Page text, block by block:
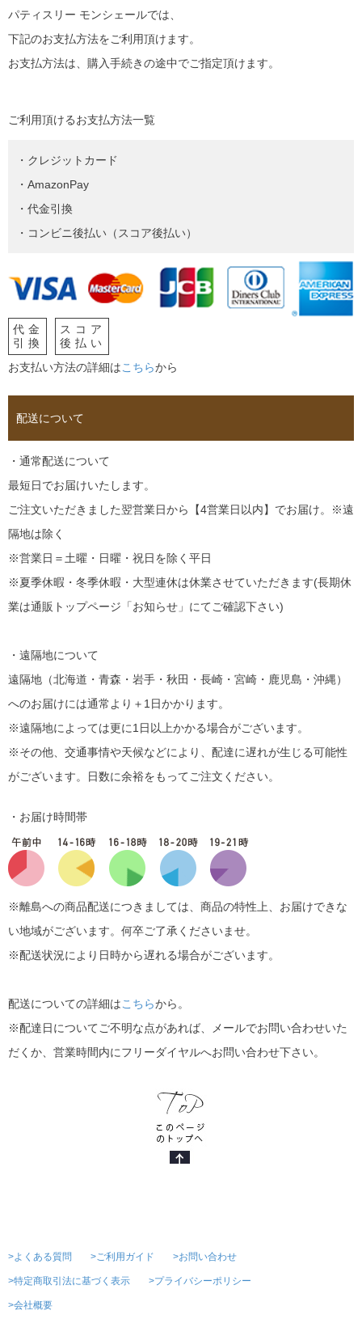
パティスリー モンシェールでは、
下記のお支払方法をご利用頂けます。
お支払方法は、購入手続きの途中でご指定頂けます。
ご利用頂けるお支払方法一覧
・クレジットカード
・AmazonPay
・代金引換
・コンビニ後払い（スコア後払い）
代金
引換
スコア
後払い
お支払い方法の詳細はこちらから
配送について
・通常配送について
最短日でお届けいたします。
ご注文いただきました翌営業日から【4営業日以内】でお届け。※遠
隔地は除く
※営業日＝土曜・日曜・祝日を除く平日
※夏季休暇・冬季休暇・大型連休は休業させていただきます(長期休
業は通販トップページ「お知らせ」にてご確認下さい)
・遠隔地について
遠隔地（北海道・青森・岩手・秋田・長崎・宮崎・鹿児島・沖縄）
へのお届けには通常より＋1日かかります。
※遠隔地によっては更に1日以上かかる場合がございます。
※その他、交通事情や天候などにより、配達に遅れが生じる可能性
がございます。日数に余裕をもってご注文ください。
・お届け時間帯
※離島への商品配送につきましては、商品の特性上、お届けできな
い地域がございます。何卒ご了承くださいませ。
※配送状況により日時から遅れる場合がございます。
配送についての詳細はこちらから。
※配達日についてご不明な点があれば、メールでお問い合わせいた
だくか、営業時間内にフリーダイヤルへお問い合わせ下さい。
>よくある質問 >ご利用ガイド >お問い合わせ
>特定商取引法に基づく表示 >プライバシーポリシー
>会社概要